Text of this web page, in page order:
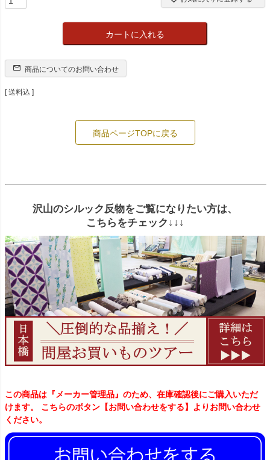
カートに入れる
商品についてのお問い合わせ
送料込
商品ページTOPに戻る
沢山のシルック反物をご覧になりたい方は、
こちらをチェック↓↓↓
この商品は『メーカー管理品』のため、在庫確認後にご購入いただ
けます。 こちらのボタン【お問い合わせをする】よりお問い合わせ
ください。